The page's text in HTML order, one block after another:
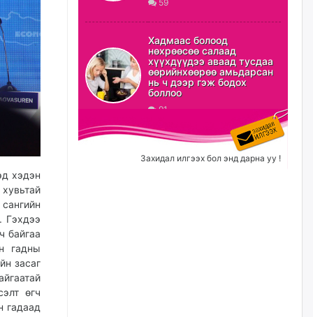
хэдэн
Гэхдээ
байгаа
гадны
засаг
өгч
гадаад
ХЗДХ-ын сайд С.Амарсайхан:
Авлигаар авсан хөрөнгийг
хурааж, нийгмийн сайн
сайхны хөгжилд зориулах
бөгөөд үүнийг хэд хэдэн эрх
бүхий байгууллагаас санал авна
өчигдѳр
Шатахууныг олдож байгаа
газраас нь л авч байна. Үнэ
тарифаас илүү хангамж дээр
анхаарч байна
59
Хадмаас болоод
нөхрөөсөө салаад
хүүхдүүдээ аваад тусдаа
өөрийнхөөрөө амьдарсан
нь ч дээр гэж бодох
боллоо
91
Захидал илгээх бол энд дарна уу !